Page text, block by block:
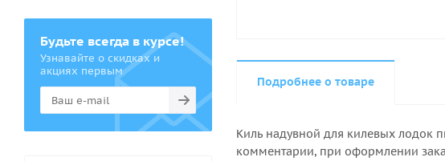
Подробнее о товаре
Киль надувной для килевых лодок
комментарии, при оформлении
Будьте всегда в курсе!
Узнавайте о скидках и
акциях первым